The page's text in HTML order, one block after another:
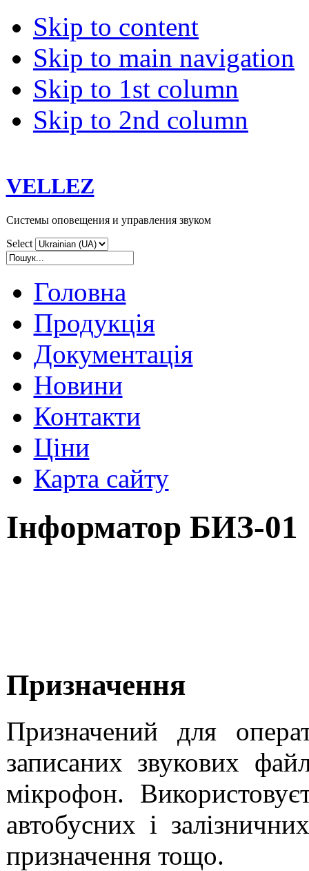
Skip to content
Skip to main navigation
Skip to 1st column
Skip to 2nd column
VELLEZ
Системы оповещения и управления звуком
Select
Головна
Продукція
Документація
Новини
Контакти
Ціни
Карта сайту
Інформатор БИЗ-01
Призначення
Призначений для
записаних звукових
мікрофон.
автобусних і
призначення тощо.